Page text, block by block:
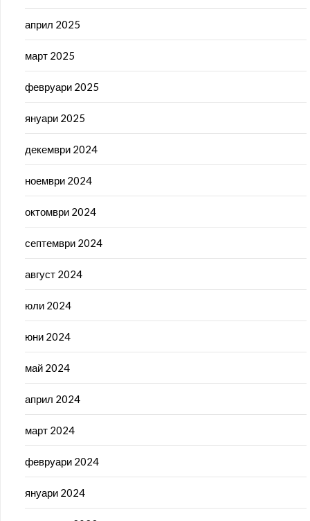
април 2025
март 2025
февруари 2025
януари 2025
декември 2024
ноември 2024
октомври 2024
септември 2024
август 2024
юли 2024
юни 2024
май 2024
април 2024
март 2024
февруари 2024
януари 2024